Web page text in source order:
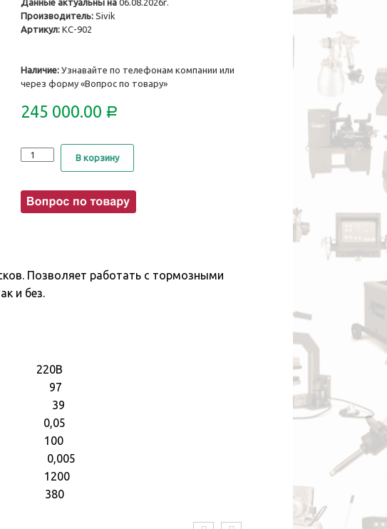
Данные актуальны на 06.08.2026г.
Производитель: Sivik
Артикул: КС-902
Наличие: Узнавайте по телефонам компании или
через форму «Вопрос по товару»
245 000.00 Р
Количество
Станок
проточки
тормозного
В корзину
Позволяет работать с тормозными
и без.
220В
97
мм 39
100
0,005
1200
380